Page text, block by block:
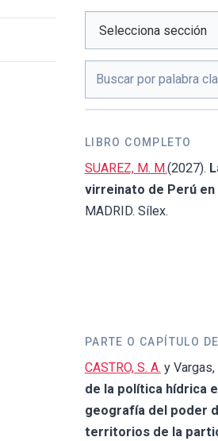
LIBRO COMPLETO
SUAREZ, M. M.(2027).
virreinato de Perú en
MADRID. Sílex.
PARTE O CAPÍTULO
CASTRO, S. A. y
de la política hídrica
geografía del poder
territorios de la